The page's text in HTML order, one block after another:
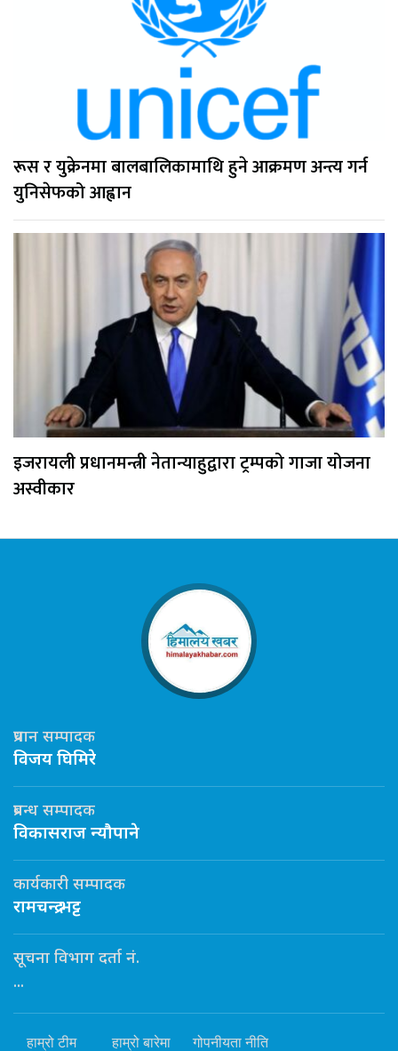
रूस र युक्रेनमा बालबालिकामाथि हुने आक्रमण अन्त्य गर्न
युनिसेफको आह्वान
इजरायली प्रधानमन्त्री नेतान्याहुद्वारा ट्रम्पको गाजा योजना
अस्वीकार
प्रधान सम्पादक
विजय घिमिरे
प्रबन्ध सम्पादक
विकासराज न्यौपाने
कार्यकारी सम्पादक
रामचन्द्र भट्ट
सूचना विभाग दर्ता नं.
...
हाम्रो टीम हाम्रो बारेमा गोपनीयता नीति